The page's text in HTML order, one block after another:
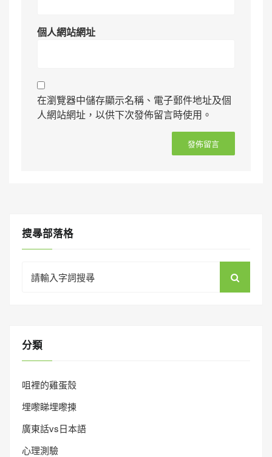
個人網站網址
在瀏覽器中儲存顯示名稱、電子郵件地址及個
人網站網址，以供下次發佈留言時使用。
搜㝷部落格
for:
分類
咀裡的雞蛋殼
埋嚟睇埋嚟揀
廣東話vs日本語
心理測驗